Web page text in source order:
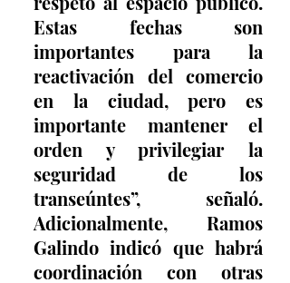
Estas fechas son
importantes para la
reactivación del comercio
en la ciudad, pero es
importante mantener el
orden y privilegiar la
seguridad de los
transeúntes”, señaló.
Adicionalmente, Ramos
Galindo indicó que habrá
coordinación con otras